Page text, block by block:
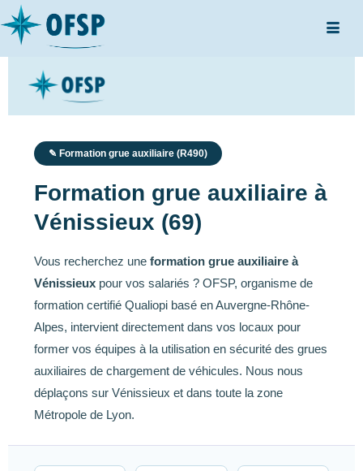
✎ Formation grue auxiliaire (R490)
Formation grue auxiliaire à
Vénissieux (69)
Vous recherchez une formation grue auxiliaire à
Vénissieux pour vos salariés ? OFSP, organisme de
formation certifié Qualiopi basé en Auvergne-Rhône-
Alpes, intervient directement dans vos locaux pour
former vos équipes à la utilisation en sécurité des grues
auxiliaires de chargement de véhicules. Nous nous
déplaçons sur Vénissieux et dans toute la zone
Métropole de Lyon.